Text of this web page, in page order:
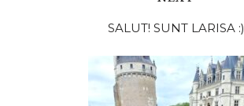
principală
SALUT! SUNT LARISA :)